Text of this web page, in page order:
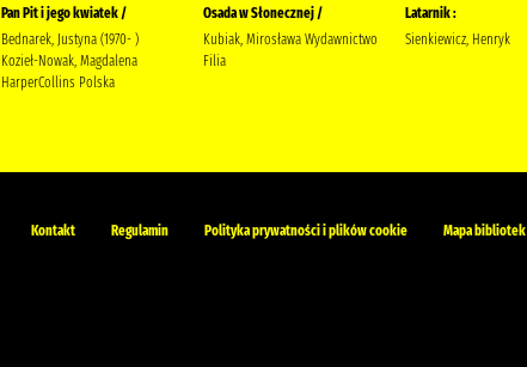
Pan Pit i jego kwiatek /
Bednarek, Justyna (1970- )
Kozieł-Nowak, Magdalena
HarperCollins Polska
Osada w Słonecznej /
Kubiak, Mirosława Wydawnictwo
Filia
Latarnik :
Sienkiewicz, Henryk
Kontakt Regulamin Polityka prywatności i plików cookie Mapa bibliotek